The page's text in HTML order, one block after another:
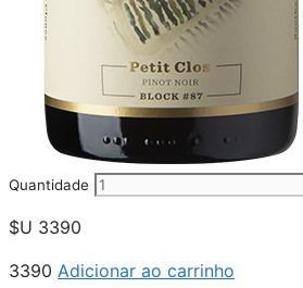
Quantidade
$U 3390
3390 Adicionar ao carrinho